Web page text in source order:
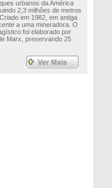
urbanos da América
2,3 milhões de metros
em 1982, em antiga
a uma mineradora. O
foi elaborado por
Marx, preservando 25